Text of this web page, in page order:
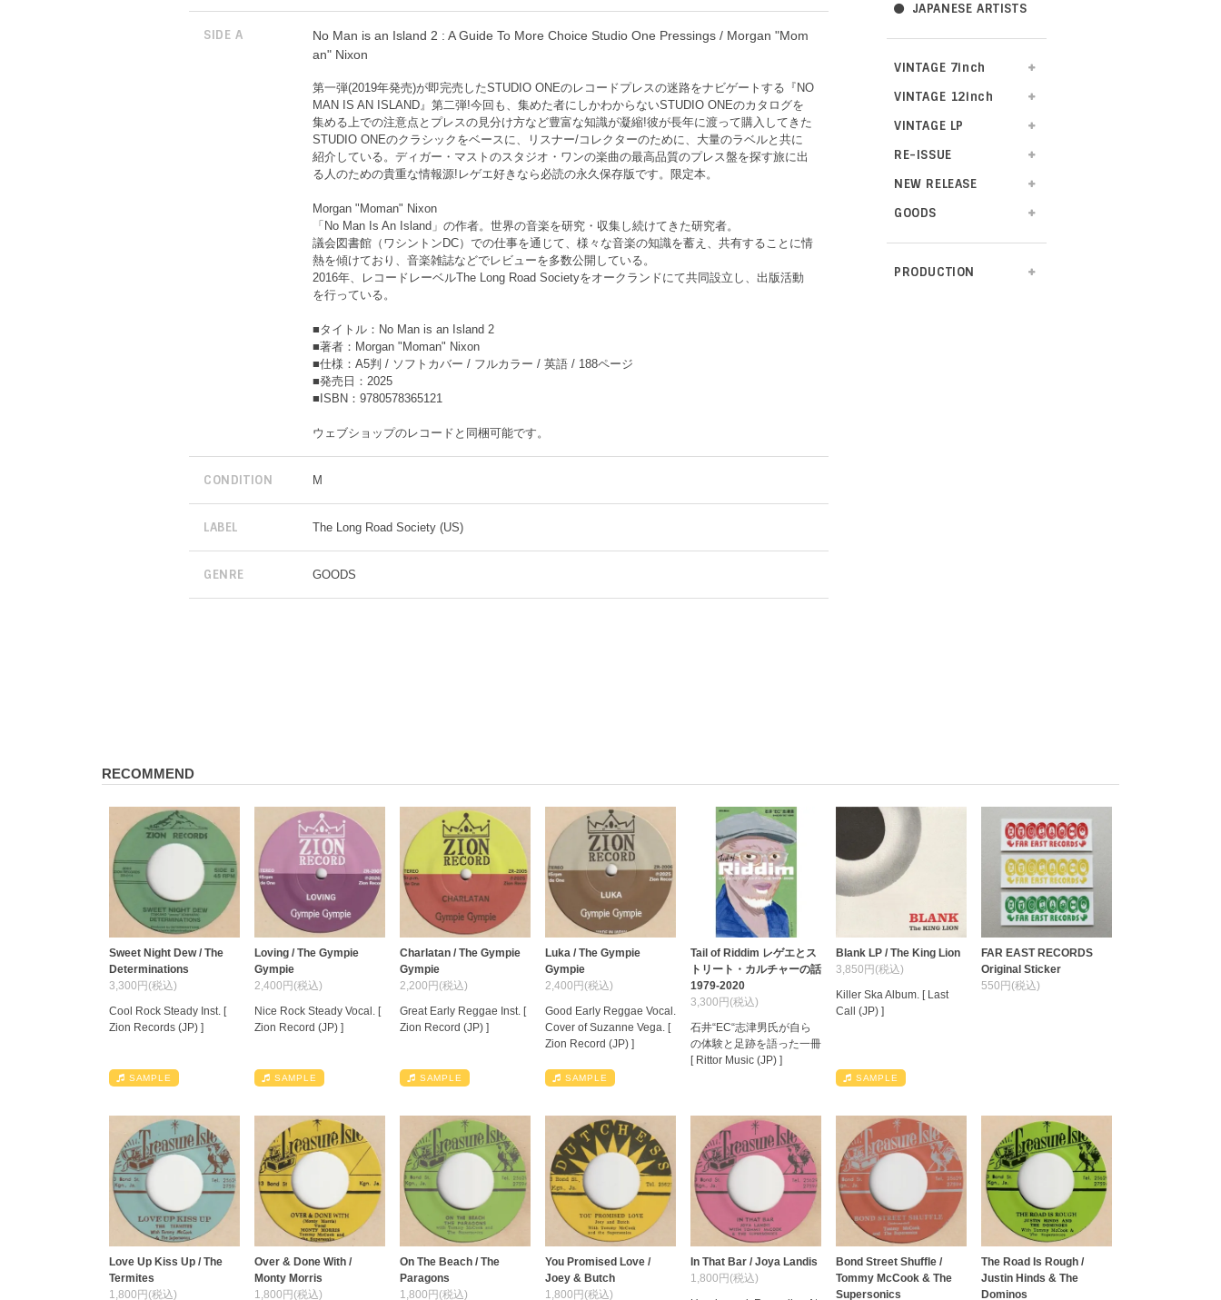
JAPANESE ARTISTS
VINTAGE 7inch
VINTAGE 12inch
VINTAGE LP
RE-ISSUE
NEW RELEASE
GOODS
PRODUCTION
SIDE A
No Man is an Island 2 : A Guide To More Choice Studio One Pressings / Morgan "Mom
an" Nixon
第一弾(2019年発売)が即完売したSTUDIO ONEのレコードプレスの迷路をナビゲートする『NO
MAN IS AN ISLAND』第二弾!今回も、集めた者にしかわからないSTUDIO ONEのカタログを
集める上での注意点とプレスの見分け方など豊富な知識が凝縮!彼が長年に渡って購入してきた
STUDIO ONEのクラシックをベースに、リスナー/コレクターのために、大量のラベルと共に
紹介している。ディガー・マストのスタジオ・ワンの楽曲の最高品質のプレス盤を探す旅に出
る人のための貴重な情報源!レゲエ好きなら必読の永久保存版です。限定本。
Morgan "Moman" Nixon
「No Man Is An Island」の作者。世界の音楽を研究・収集し続けてきた研究者。
議会図書館（ワシントンDC）での仕事を通じて、様々な音楽の知識を蓄え、共有することに情
熱を傾けており、音楽雑誌などでレビューを多数公開している。
2016年、レコードレーベルThe Long Road Societyをオークランドにて共同設立し、出版活動
を行っている。
■タイトル：No Man is an Island 2
■著者：Morgan "Moman" Nixon
■仕様：A5判 / ソフトカバー / フルカラー / 英語 / 188ページ
■発売日：2025
■ISBN：9780578365121
ウェブショップのレコードと同梱可能です。
CONDITION M
LABEL The Long Road Society (US)
GENRE GOODS
RECOMMEND
Sweet Night Dew / The
Determinations
3,300円(税込)
Cool Rock Steady Inst. [
Zion Records (JP) ]
SAMPLE
Loving / The Gympie
Gympie
2,400円(税込)
Nice Rock Steady Vocal. [
Zion Record (JP) ]
SAMPLE
Charlatan / The Gympie
Gympie
2,200円(税込)
Great Early Reggae Inst. [
Zion Record (JP) ]
SAMPLE
Luka / The Gympie
Gympie
2,400円(税込)
Good Early Reggae Vocal.
Cover of Suzanne Vega. [
Zion Record (JP) ]
SAMPLE
Tail of Riddim レゲエとス
トリート・カルチャーの話
1979-2020
3,300円(税込)
石井“EC“志津男氏が自ら
の体験と足跡を語った一冊
[ Rittor Music (JP) ]
Blank LP / The King Lion
3,850円(税込)
Killer Ska Album. [ Last
Call (JP) ]
SAMPLE
FAR EAST RECORDS
Original Sticker
550円(税込)
Love Up Kiss Up / The
Termites
1,800円(税込)
Over & Done With /
Monty Morris
1,800円(税込)
On The Beach / The
Paragons
1,800円(税込)
You Promised Love /
Joey & Butch
1,800円(税込)
In That Bar / Joya Landis
1,800円(税込)
Bond Street Shuffle /
Tommy McCook & The
Supersonics
The Road Is Rough /
Justin Hinds & The
Dominos